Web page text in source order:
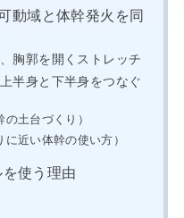
動域と体幹発火を同
胸郭を開くストレッチ
半身と下半身をつなぐ
土台づくり）
近い体幹の使い方）
使う理由